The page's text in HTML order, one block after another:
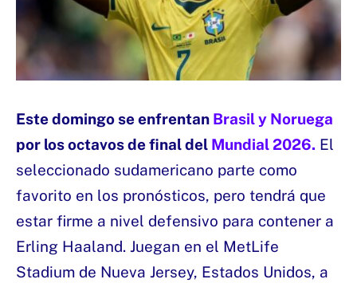
Este domingo se enfrentan Brasil y Noruega
por los octavos de final del Mundial 2026. El
seleccionado sudamericano parte como
favorito en los pronósticos, pero tendrá que
estar firme a nivel defensivo para contener a
Erling Haaland. Juegan en el MetLife
Stadium de Nueva Jersey, Estados Unidos, a